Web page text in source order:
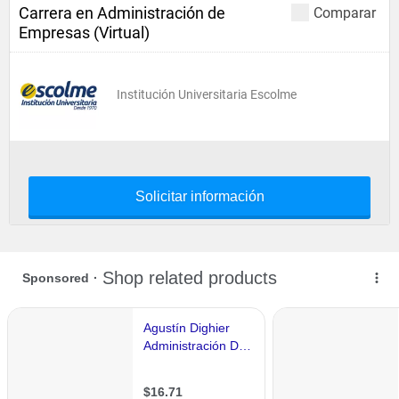
Comparar
Carrera en Administración de
Empresas (Virtual)
Institución Universitaria Escolme
Solicitar información